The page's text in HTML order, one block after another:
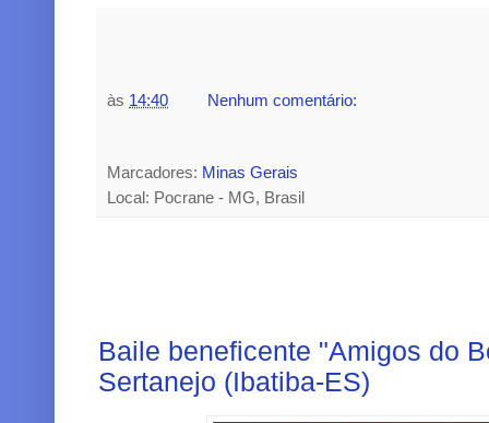
às 14:40 Nenhum comentário:
Marcadores: Minas Gerais
Local: Pocrane - MG, Brasil
Baile beneficente "Amigos do
Sertanejo (Ibatiba-ES)